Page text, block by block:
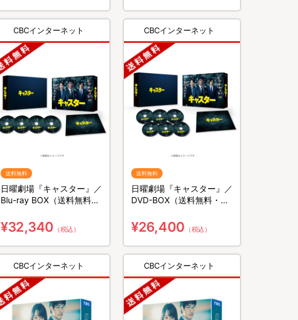
CBCインターネット
送料無料
日曜劇場『キャスター』／
Blu-ray BOX（送料無料・
¥32,340 （税込）
CBCインターネット
送料無料
日曜劇場『キャスター』／
DVD-BOX（送料無料・6
¥26,400 （税込）
CBCインターネット CBCインターネット